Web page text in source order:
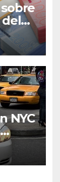
del
NYC